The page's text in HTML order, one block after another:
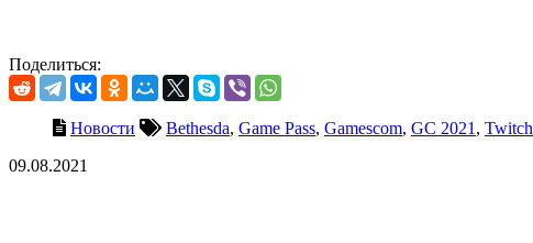
Поделиться:
Новости Bethesda, Game Pass, Gamescom, GC 2021 , Twitch
09.08.2021